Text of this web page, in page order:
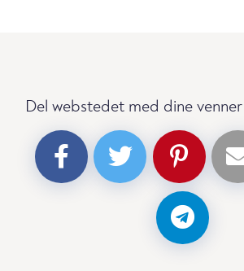
Del webstedet med dine